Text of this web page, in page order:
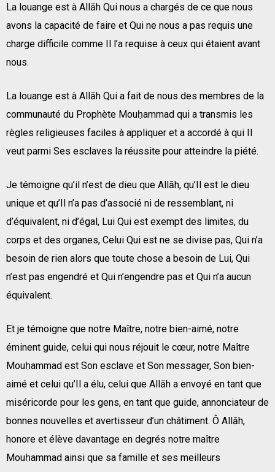
La louange est à Allāh Qui nous a chargés de ce que nous
avons la capacité de faire et Qui ne nous a pas requis une
charge difficile comme Il l’a requise à ceux qui étaient avant
nous.
La louange est à Allāh Qui a fait de nous des membres de la
communauté du Prophète Mouḥammad qui a transmis les
règles religieuses faciles à appliquer et a accordé à qui Il
veut parmi Ses esclaves la réussite pour atteindre la piété.
Je témoigne qu’il n’est de dieu que Allāh, qu’Il est le dieu
unique et qu’Il n’a pas d’associé ni de ressemblant, ni
d’équivalent, ni d’égal, Lui Qui est exempt des limites, du
corps et des organes, Celui Qui est ne se divise pas, Qui n’a
besoin de rien alors que toute chose a besoin de Lui, Qui
n’est pas engendré et Qui n’engendre pas et Qui n’a aucun
équivalent.
Et je témoigne que notre Maître, notre bien-aimé, notre
éminent guide, celui qui nous réjouit le cœur, notre Maître
Mouḥammad est Son esclave et Son messager, Son bien-
aimé et celui qu’Il a élu, celui que Allāh a envoyé en tant que
miséricorde pour les gens, en tant que guide, annonciateur de
bonnes nouvelles et avertisseur d’un châtiment. Ô Allāh,
honore et élève davantage en degrés notre maître
Mouḥammad ainsi que sa famille et ses meilleurs